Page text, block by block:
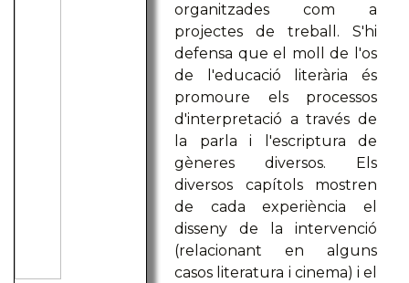
organitzades com a
projectes de treball. S'hi
defensa que el moll de l'os
de l'educació literària és
promoure els processos
d'interpretació a través de
la parla i l'escriptura de
gèneres diversos. Els
diversos capítols mostren
de cada experiència el
disseny de la intervenció
(relacionant en alguns
casos literatura i cinema) i el